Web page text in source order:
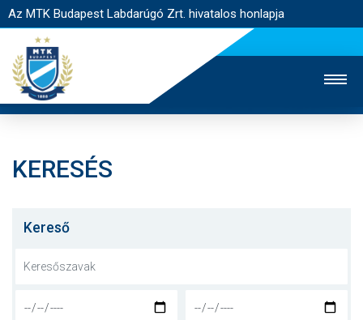
Az MTK Budapest Labdarúgó Zrt. hivatalos honlapja
JEGYÉRTÉKESÍTÉS
NYITÓLAP
KERESÉS
Kereső